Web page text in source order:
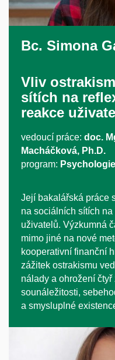
Bc. Simona
Vliv
sítích na
reakce
vedoucí práce: doc.
Macháčková, Ph.D.
program: Psychologie
Její bakalářská práce
na sociálních sítích
uživatelů. Výzkumná
mimo jiné na nové
kooperativní finanční
zážitek ostrakismu
nálady a ohrožení
sounáležitosti,
a smysluplné